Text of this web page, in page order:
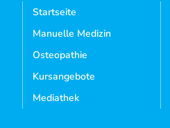
Startseite
Manuelle Medizin
Osteopathie
Kursangebote
Mediathek